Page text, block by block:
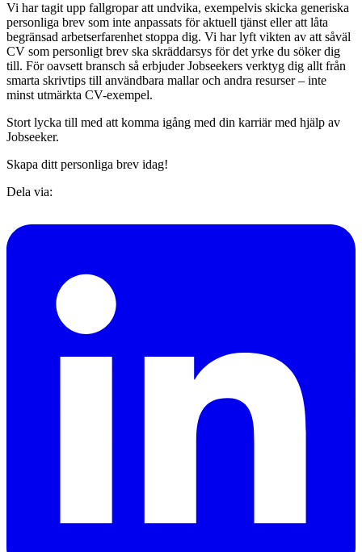
Vi har tagit upp fallgropar att undvika, exempelvis skicka generiska
personliga brev som inte anpassats för aktuell tjänst eller att låta
begränsad arbetserfarenhet stoppa dig. Vi har lyft vikten av att såväl
CV som personligt brev ska skräddarsys för det yrke du söker dig
till. För oavsett bransch så erbjuder Jobseekers verktyg dig allt från
smarta skrivtips till användbara mallar och andra resurser – inte
minst utmärkta CV-exempel.
Stort lycka till med att komma igång med din karriär med hjälp av
Jobseeker.
Skapa ditt personliga brev idag!
Dela via: